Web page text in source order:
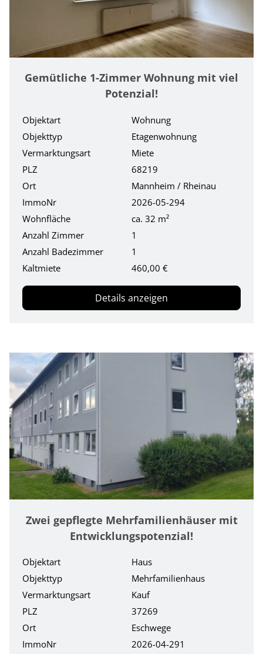
Gemütliche 1-Zimmer Wohnung mit viel
Potenzial!
Objektart
Wohnung
Objekttyp
Etagenwohnung
Vermarktungsart
Miete
PLZ
68219
Ort
Mannheim / Rheinau
ImmoNr
2026-05-294
Wohnfläche
ca. 32 m²
Anzahl Zimmer
1
Anzahl Badezimmer
1
Kaltmiete
460,00 €
Details anzeigen
Zwei gepflegte Mehrfamilienhäuser mit
Entwicklungspotenzial!
Objektart
Haus
Objekttyp
Mehrfamilienhaus
Vermarktungsart
Kauf
PLZ
37269
Ort
Eschwege
ImmoNr
2026-04-291